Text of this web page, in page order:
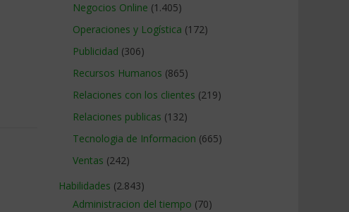
Negocios Online (1.405)
Operaciones y Logística (172)
Publicidad (306)
Recursos Humanos (865)
Relaciones con los clientes (219)
Relaciones publicas (132)
Tecnologia de Informacion (665)
Ventas (242)
Habilidades (2.843)
Administracion del tiempo (70)